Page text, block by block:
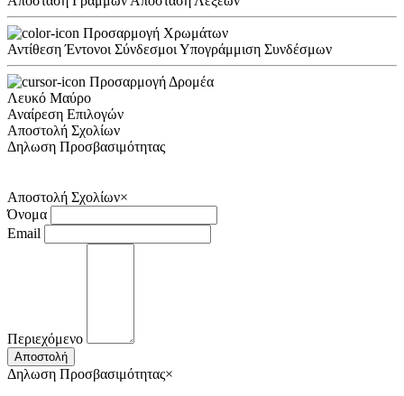
Προσαρμογή Χρωμάτων
Αντίθεση Έντονοι Σύνδεσμοι Υπογράμμιση Συνδέσμων
Προσαρμογή Δρομέα
Λευκό Μαύρο
Αναίρεση Επιλογών
Αποστολή Σχολίων
Δηλωση Προσβασιμότητας
Αποστολή Σχολίων×
Όνομα
Email
Περιεχόμενο
Αποστολή
Δηλωση Προσβασιμότητας×